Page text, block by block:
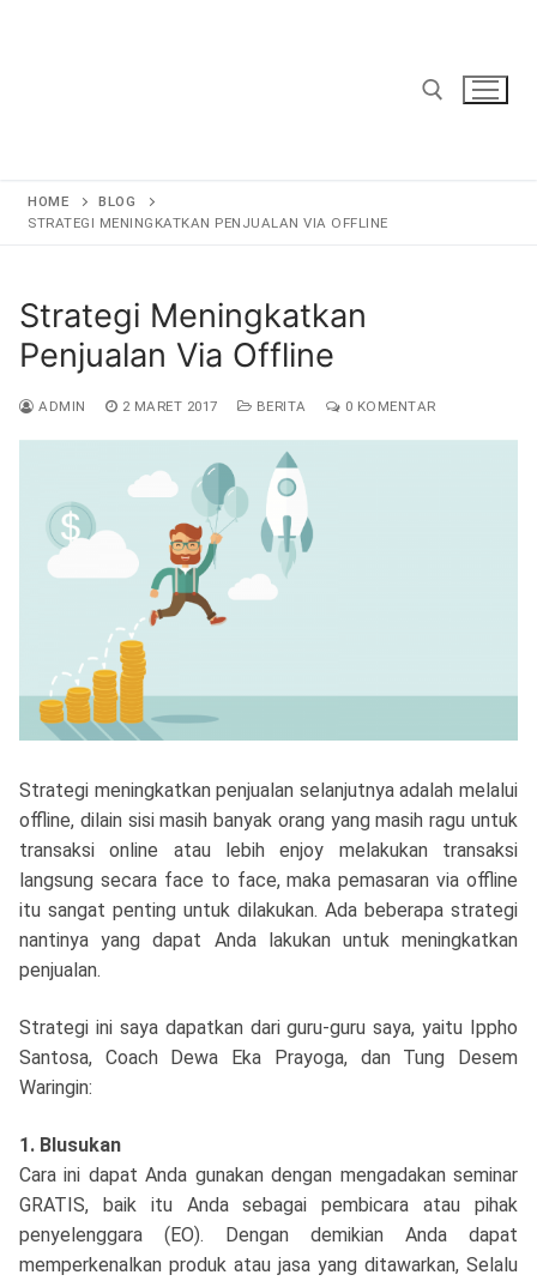
HOME
BLOG
STRATEGI MENINGKATKAN PENJUALAN VIA OFFLINE
Strategi Meningkatkan
Penjualan Via Offline
ADMIN 2 MARET 2017 BERITA 0 KOMENTAR
Strategi meningkatkan penjualan selanjutnya adalah melalui
offline, dilain sisi masih banyak orang yang masih ragu untuk
transaksi online atau lebih enjoy melakukan transaksi
langsung secara face to face, maka pemasaran via offline
itu sangat penting untuk dilakukan. Ada beberapa strategi
nantinya yang dapat Anda lakukan untuk meningkatkan
penjualan.
Strategi ini saya dapatkan dari guru-guru saya, yaitu Ippho
Santosa, Coach Dewa Eka Prayoga, dan Tung Desem
Waringin:
1. Blusukan
Cara ini dapat Anda gunakan dengan mengadakan seminar
GRATIS, baik itu Anda sebagai pembicara atau pihak
penyelenggara (EO). Dengan demikian Anda dapat
memperkenalkan produk atau jasa yang ditawarkan, Selalu